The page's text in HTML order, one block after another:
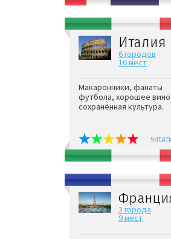
Италия
6 городов
16 мест
Макаронники, фанаты
футбола, хорошее
сохранённая культура.
3 города
9 мест